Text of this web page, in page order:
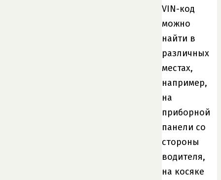
VIN-код
можно
найти в
различных
местах,
например,
на
приборной
панели со
стороны
водителя,
на косяке